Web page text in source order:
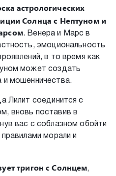
астрологических
Солнца с Нептуном и
. Венера и Марс в
эмоциональность
в то время как
может создать
и мошенничества.
Лилит соединится с
вновь поставив в
вас с соблазном обойти
морали и
тригон с Солнцем,